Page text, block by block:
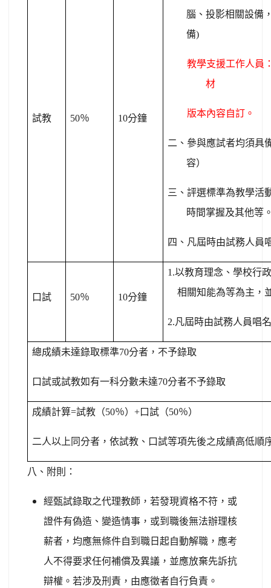
試教 50％ 10分鐘
腦、投影相關設備
備)
教學支援工作人員
材
版本內容自訂。
二、參與應試者均須具
容）
三、評選標準為教學活
時間掌握及其他等
四、凡屆時由試務人員
口試 50％ 10分鐘
1.以教育理念、學校行
相關知能為等為主，
2.凡屆時由試務人員唱名
總成績未達錄取標準70分者，不予錄取
口試或試教如有一科分數未達70分者不予錄取
成績計算=試教（50％） +口試（50％）
二人以上同分者，依試教、口試等項先後之成績高低順
八、附則：
經甄試錄取之代理教師，若發現資格不符，或
證件有偽造、變造情事，或到職後無法辦理核
薪者，均應無條件自到職日起自動解職，應考
人不得要求任何補償及異議，並應放棄先訴抗
辯權。若涉及刑責，由應徵者自行負責。